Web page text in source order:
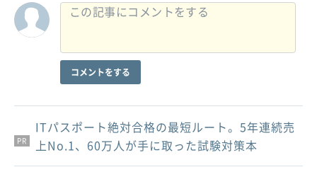
コメントをする
PR
PR
PR
ITパスポート絶対合格の最短ルート。5年連続売
上No.1、60万人が手に取った試験対策本